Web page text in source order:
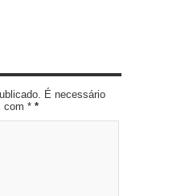
É necessário
com * *